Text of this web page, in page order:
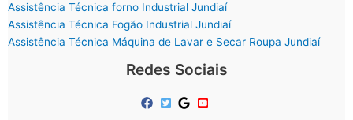
Assistência Técnica forno Industrial Jundiaí
Assistência Técnica Fogão Industrial Jundiaí
Assistência Técnica Máquina de Lavar e Secar Roupa Jundiaí
Redes Sociais